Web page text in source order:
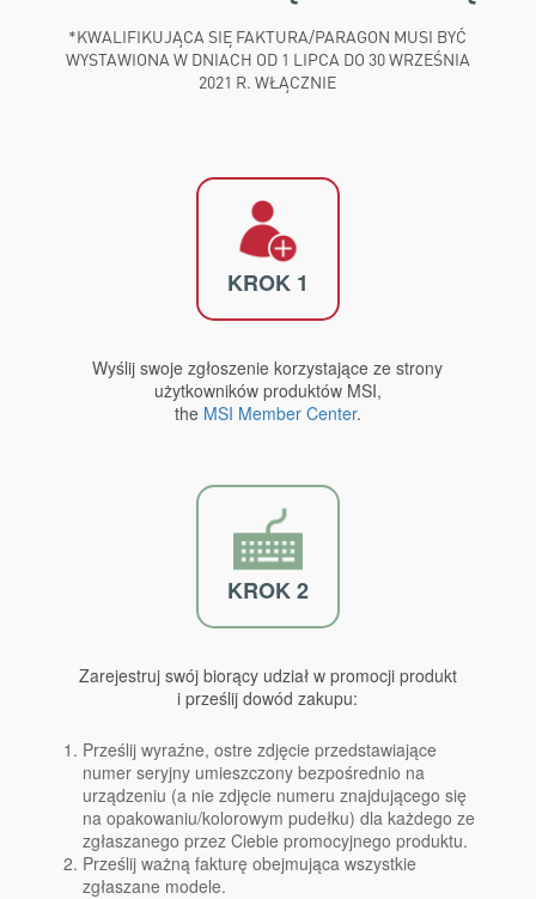
*KWALIFIKUJĄCA SIĘ FAKTURA/PARAGON MUSI BYĆ
WYSTAWIONA W DNIACH OD 1 LIPCA DO 30 WRZEŚNIA
2021 R. WŁĄCZNIE
KROK 1
Wyślij swoje zgłoszenie korzystające ze strony
użytkowników produktów MSI,
the MSI Member Center.
KROK 2
Zarejestruj swój biorący udział w promocji produkt
i prześlij dowód zakupu:
Prześlij wyraźne, ostre zdjęcie przedstawiające
numer seryjny umieszczony bezpośrednio na
urządzeniu (a nie zdjęcie numeru znajdującego się
na opakowaniu/kolorowym pudełku) dla każdego ze
zgłaszanego przez Ciebie promocyjnego produktu.
Prześlij ważną fakturę obejmująca wszystkie
zgłaszane modele.